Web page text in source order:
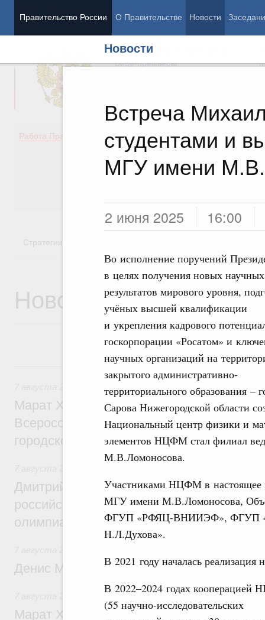
Правительство России О Правительстве Новости
Новости
Встреча
студентами и
МГУ имени
2 июня 2025 16:00
Во исполнение поручений
в целях получения новых научных
результатов мирового уровня,
учёных высшей квалификации
и укрепления кадрового
госкорпорации «Росатом» и
научных организаций на
закрытого административно-
территориального образования –
Сарова Нижегородской области
Национальный центр физики и
элементов НЦФМ стал филиал
М.В.Ломоносова.
Участниками НЦФМ в настоящее
МГУ имени М.В.Ломоносова,
ФГУП «РФЯЦ-ВНИИЭФ», ФГУП
Н.Л.Духова».
В 2021 году началась
В 2022–2024 годах
(55 научно-исследовательских
Председатель Правительства
Вице-премьеры
Работа Правительства
Демография
Здоровье
Культура
Стратегии
Новости
7 августа, пятница
Экономика городов. Городская среда
Марат Хуснуллин провёл заседание
Всероссийского конкурса лучших
городской среды
Дмитрий Чернышенко и Сергей Кравцов
российскую сборную с победой на
олимпиаде по искусственному
Денис Мантуров посетил Ярославскую
Бюджеты субъектов Федерации.
Марат Хуснуллин: 15 объектов